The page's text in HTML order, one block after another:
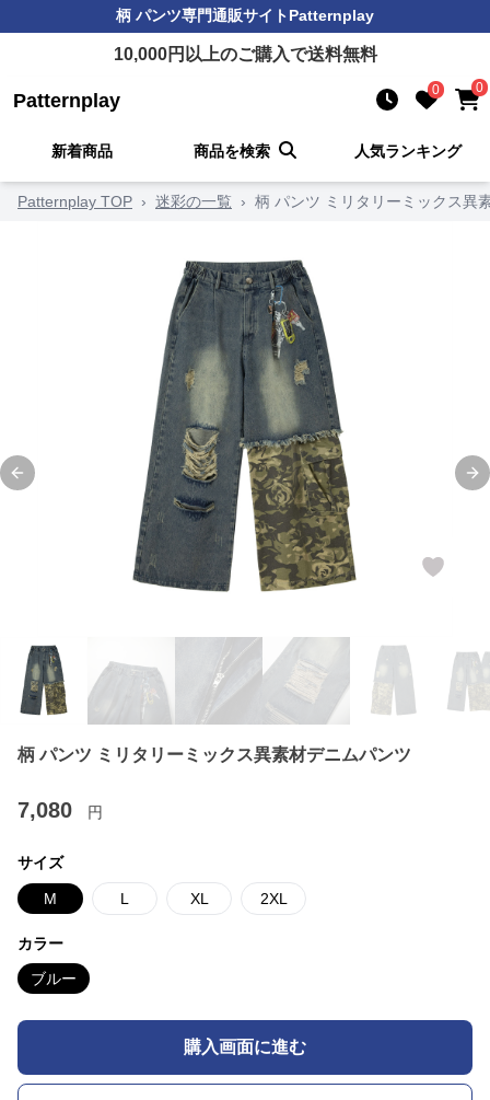
柄 パンツ専門通販サイトPatternplay
10,000円以上のご購入で送料無料
Patternplay 0 0
新着商品 商品を検索 人気ランキング
Patternplay TOP › 迷彩の一覧 › 柄 パンツ ミリタリーミックス異
Previous slide
柄 パンツ ミリタリーミックス異素材デニムパンツ
7,080 円
サイズ
M L XL 2XL
カラー
ブルー
購入画面に進む